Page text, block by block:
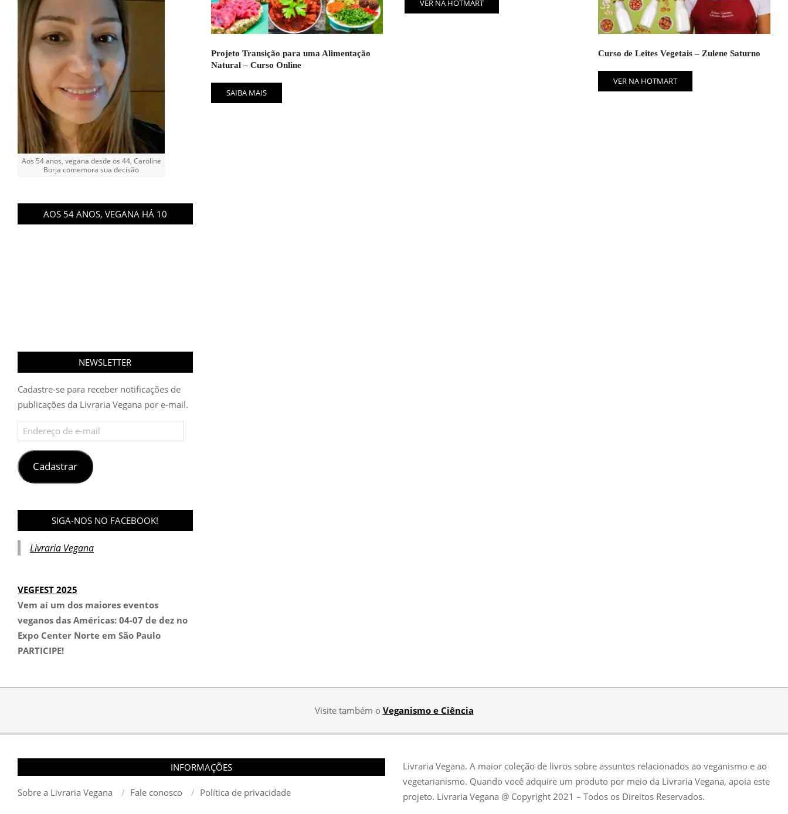
Projeto Transição para uma Alimentação
Natural – Curso Online
SAIBA MAIS
VER NA HOTMART
Curso de Leites Vegetais – Zulene Saturno
VER NA HOTMART
Aos 54 anos, vegana desde os 44, Caroline
Borja comemora sua decisão
AOS 54 ANOS, VEGANA HÁ 10
NEWSLETTER
Cadastre-se para receber notificações de
publicações da Livraria Vegana por e-mail.
Endereço
de
e-
mailCadastrar
SIGA-NOS NO FACEBOOK!
Livraria Vegana
VEGFEST 2025
Vem aí um dos maiores eventos
veganos das Américas: 04-07 de dez no
Expo Center Norte em São Paulo
PARTICIPE!
Visite também o Veganismo e Ciência
INFORMAÇÕES
Sobre a Livraria Vegana Fale conosco Política de privacidade
Livraria Vegana. A maior coleção de livros sobre assuntos relacionados ao veganismo e ao
vegetarianismo. Quando você adquire um produto por meio da Livraria Vegana, apoia este
projeto. Livraria Vegana @ Copyright 2021 – Todos os Direitos Reservados.